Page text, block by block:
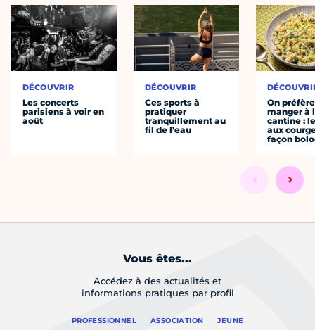
DÉCOUVRIR
Les concerts
parisiens à voir en
août
DÉCOUVRIR
Ces sports à
pratiquer
tranquillement au
fil de l’eau
On préfère
manger à
cantine :
aux
façon
Vous êtes...
Accédez à des actualités et
informations pratiques par profil
PROFESSIONNEL ASSOCIATION JEUNE